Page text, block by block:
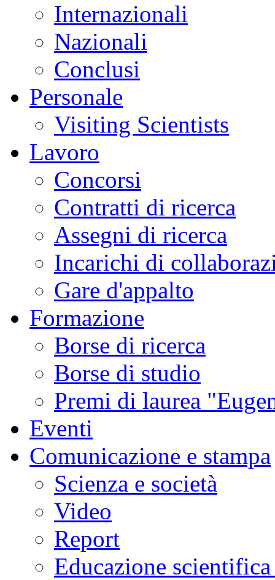
Internazionali
Nazionali
Conclusi
Personale
Visiting Scientists
Lavoro
Concorsi
Contratti di ricerca
Assegni di ricerca
Incarichi di
Gare d'appalto
Formazione
Borse di ricerca
Borse di studio
Premi di laurea
Eventi
Comunicazione e stampa
Scienza e società
Video
Report
Educazione